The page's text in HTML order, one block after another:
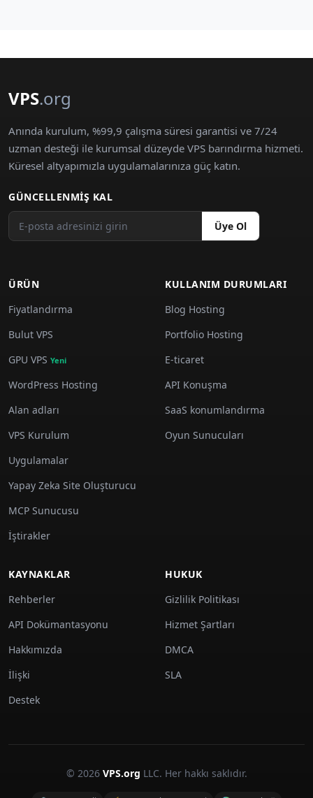
VPS.org
Anında kurulum, %99,9 çalışma süresi garantisi ve 7/24
uzman desteği ile kurumsal düzeyde VPS barındırma hizmeti.
Küresel altyapımızla uygulamalarınıza güç katın.
GÜNCELLENMIŞ KAL
Üye Ol
ÜRÜN
Fiyatlandırma
Bulut VPS
GPU VPS Yeni
WordPress Hosting
Alan adları
VPS Kurulum
Uygulamalar
Yapay Zeka Site Oluşturucu
MCP Sunucusu
İştirakler
KULLANIM DURUMLARI
Blog Hosting
Portfolio Hosting
E-ticaret
API Konuşma
SaaS konumlandırma
Oyun Sunucuları
KAYNAKLAR
Rehberler
API Dokümantasyonu
Hakkımızda
İlişki
Destek
HUKUK
Gizlilik Politikası
Hizmet Şartları
DMCA
SLA
© 2026 VPS.org LLC. Her hakkı saklıdır.